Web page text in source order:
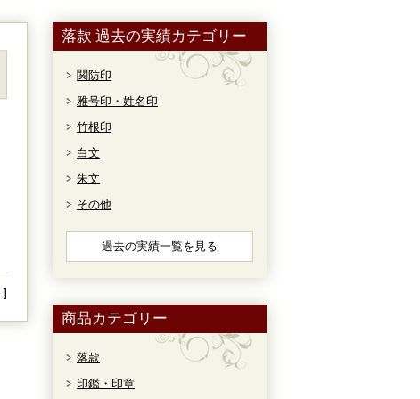
]
落款 過去の実績カテゴリー
関防印
雅号印・姓名印
竹根印
白文
朱文
その他
過去の実績一覧を見る
商品カテゴリー
落款
印鑑・印章